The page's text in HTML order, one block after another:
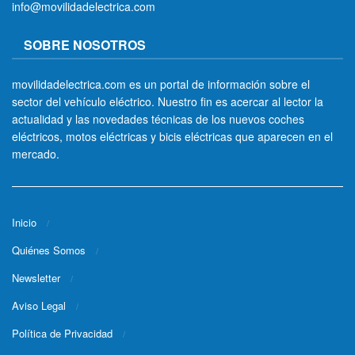
info@movilidadelectrica.com
SOBRE NOSOTROS
movilidadelectrica.com es un portal de información sobre el
sector del vehículo eléctrico. Nuestro fin es acercar al lector la
actualidad y las novedades técnicas de los nuevos coches
eléctricos, motos eléctricas y bicis eléctricas que aparecen en el
mercado.
Inicio
Quiénes Somos
Newsletter
Aviso Legal
Política de Privacidad